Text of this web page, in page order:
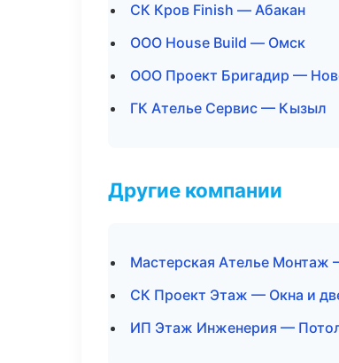
СК Кров Finish — Абакан
ООО House Build — Омск
ООО Проект Бригадир —
ГК Ателье Сервис — Кызыл
Другие компании
Мастерская Ателье Монтаж
СК Проект Этаж — Окна и
ИП Этаж Инженерия —